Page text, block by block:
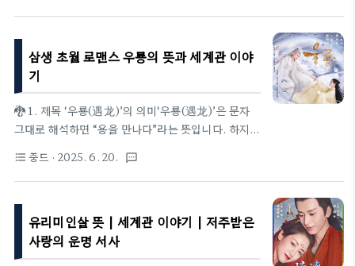
지는 애절한 설정은 시청자에게 강한 몰입감을 줍니
다. 화려한 세계관과 매력적인 캐릭터들이 얽히며, 로
맨스뿐 아니라 권력 다툼, 삼계 전쟁, 금기와 선택이
라는 굵직한 줄거리가 기다리고 있어 앞으로의 전개에
대한 기대감을 한껏 높여줍니다.기본 정보채널 차이
나 예고편 제목: 낙화시절우봉군(落花时节又逢君,
Love Never Fails)장르: 고장, 선협, 로맨스원작:
客) 저각본: 요우가(廖宇嘉), 왕다(王达), 풍천(冯
茜)감독: 조립군(赵立军), 영영록(英..
삼생 초월 로맨스 우룡의 뜻과 세계관 이야
기
🐉 1. 제목 ‘우룡(遇龙)’의 의미‘우룡(遇龙)’은 문자
그대로 해석하면 “용을 만나다”라는 뜻입니다. 하지만
랑과 운명을 상징하는 초월적 존재입니다. 즉, 인간인
여주인공이 각 생에서 용왕을 다시 만나고 사랑에 빠
지게 되는 운명의 고리를 나타냅니다. 주인공 유형은
같은 영혼이지만 기억을 잃은 채 계속 환생하며 용왕
위지용염을 다시 만나게 되며, ‘우룡’은 이 운명적 재
회를 상징합니다.🌌 2. 세계관 구조 – 삼계의 질서《우
format_list_bulleted 중드 · 2025. 6. 20. textsms
유리미인살 뜻 | 세계관 이야기 | 저주받은
사랑의 운명 서사